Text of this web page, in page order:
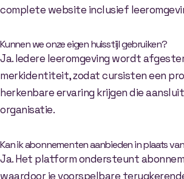
complete website inclusief
Kunnen we onze eigen huisstijl gebruiken?
Ja. Iedere leeromgeving wordt
merkidentiteit, zodat cursisten een
herkenbare ervaring krijgen die
organisatie.
Kan ik abonnementen aanbieden in plaats
Ja. Het platform ondersteunt
waardoor je voorspelbare